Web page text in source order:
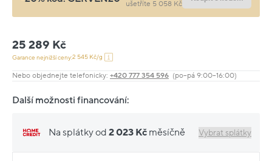
ušetříte 5 058 Kč
25 289 Kč
Garance nejnižší ceny:2 545 Kč/g
Nebo objednejte telefonicky: +420 777 354 596 (po–pá 9:00–16:00)
Další možnosti financování:
Na splátky od 2 023 Kč měsíčně Vybrat splátky